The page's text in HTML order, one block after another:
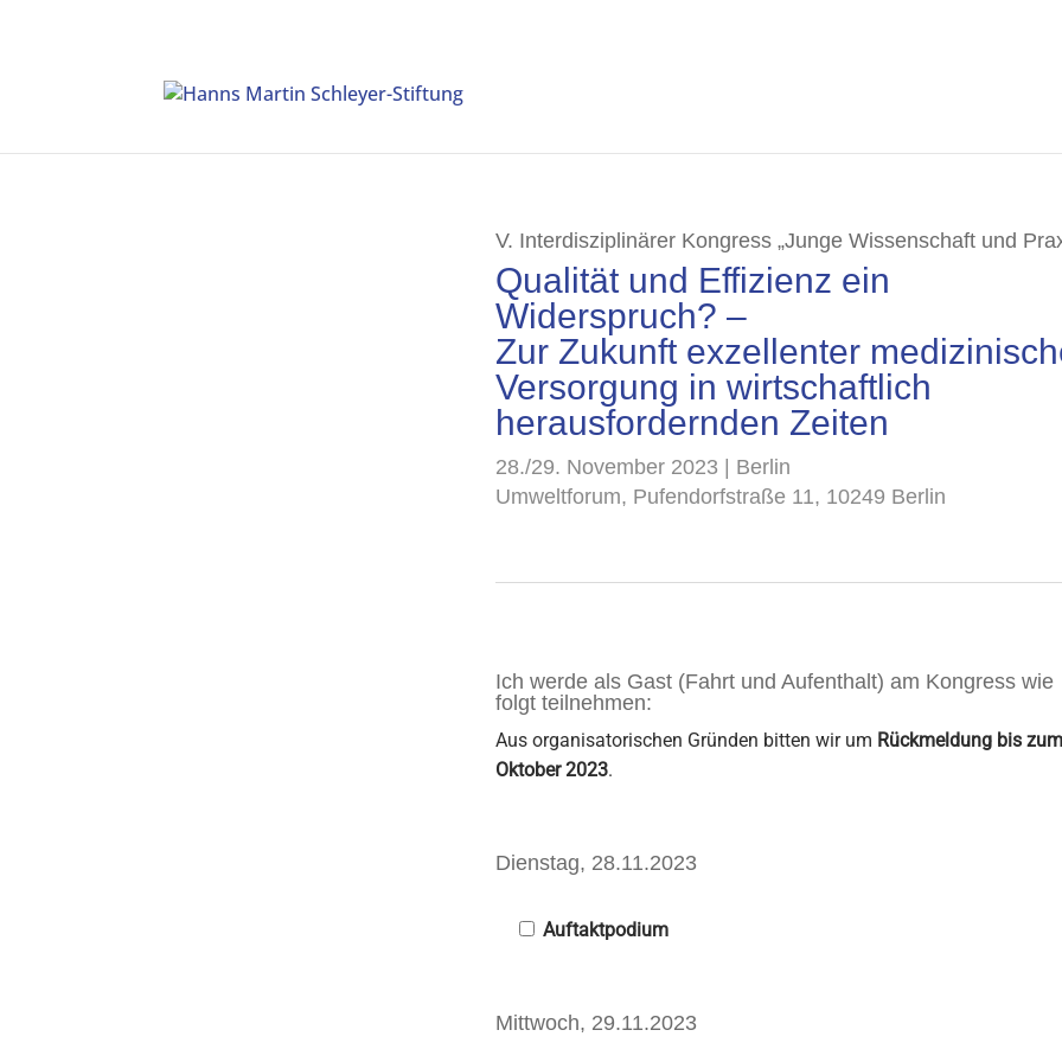
V. Interdisziplinärer Kongress „Junge Wissenschaft und
Qualität und Effizienz ein
Widerspruch? –
Zur Zukunft exzellenter
Versorgung in wirtschaftlich
herausfordernden Zeiten
28./29. November 2023 | Berlin
Umweltforum, Pufendorfstraße 11, 10249 Berlin
Ich werde als Gast (Fahrt und Aufenthalt) am Kongress wie
folgt teilnehmen:
Aus organisatorischen Gründen bitten wir um Rückmeldung bis
Oktober 2023.
Dienstag, 28.11.2023
Auftaktpodium
Mittwoch, 29.11.2023